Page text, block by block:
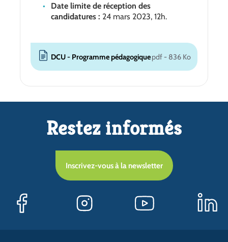
Date limite de réception des
candidatures : 24 mars 2023, 12h.
DCU - Programme pédagogiquepdf - 836 Ko
Restez informés
Inscrivez-vous à la newsletter